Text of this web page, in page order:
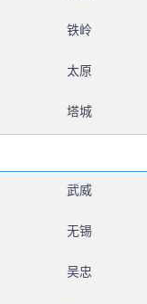
铁岭
太原
塔城
武威
无锡
吴忠